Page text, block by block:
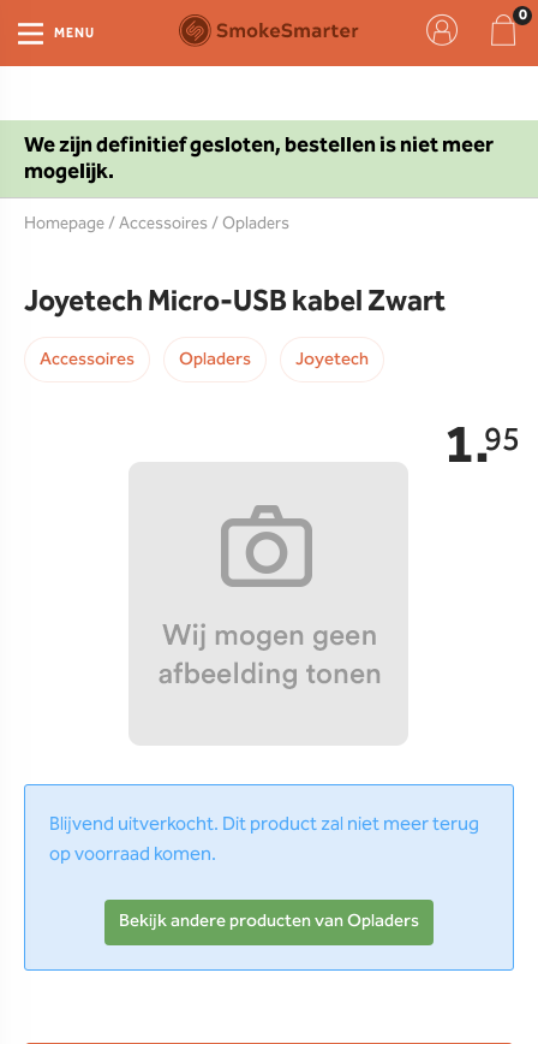
We zijn definitief gesloten, bestellen is niet meer
mogelijk.
MENU
Homepage/Accessoires/Opladers
Joyetech Micro-USB kabel Zwart
Accessoires Opladers Joyetech
1.95
Blijvend uitverkocht. Dit product zal niet meer terug
op voorraad komen.
Bekijk andere producten van Opladers